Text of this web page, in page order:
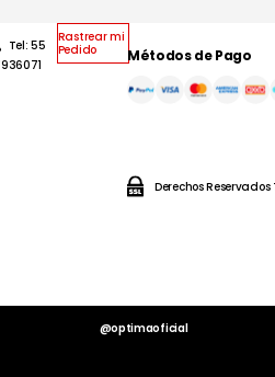
Tel: 55
Rastrear mi
Pedido
Métodos de Pago
Derechos
@optimaoficial